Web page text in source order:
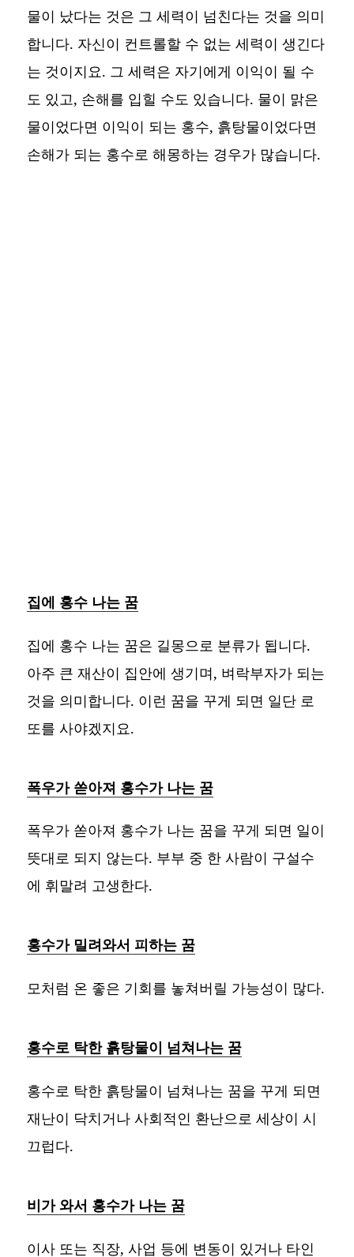
물이 났다는 것은 그 세력이 넘친다는 것을 의미
합니다. 자신이 컨트롤할 수 없는 세력이 생긴다
는 것이지요. 그 세력은 자기에게 이익이 될 수
도 있고, 손해를 입힐 수도 있습니다. 물이 맑은
물이었다면 이익이 되는 홍수, 흙탕물이었다면
손해가 되는 홍수로 해몽하는 경우가 많습니다.
집에 홍수 나는 꿈
집에 홍수 나는 꿈은 길몽으로 분류가 됩니다.
아주 큰 재산이 집안에 생기며, 벼락부자가 되는
것을 의미합니다. 이런 꿈을 꾸게 되면 일단 로
또를 사야겠지요.
폭우가 쏟아져 홍수가 나는 꿈
폭우가 쏟아져 홍수가 나는 꿈을 꾸게 되면 일이
뜻대로 되지 않는다. 부부 중 한 사람이 구설수
에 휘말려 고생한다.
홍수가 밀려와서 피하는 꿈
모처럼 온 좋은 기회를 놓쳐버릴 가능성이 많다.
홍수로 탁한 흙탕물이 넘쳐나는 꿈
홍수로 탁한 흙탕물이 넘쳐나는 꿈을 꾸게 되면
재난이 닥치거나 사회적인 환난으로 세상이 시
끄럽다.
비가 와서 홍수가 나는 꿈
이사 또는 직장, 사업 등에 변동이 있거나 타인